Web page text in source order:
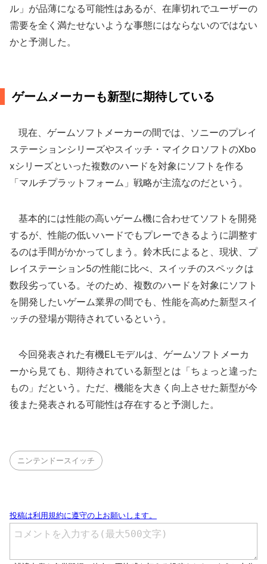
ル」が品薄になる可能性はあるが、在庫切れでユーザーの
需要を全く満たせないような事態にはならないのではない
かと予測した。
ゲームメーカーも新型に期待している
現在、ゲームソフトメーカーの間では、ソニーのプレイ
ステーションシリーズやスイッチ・マイクロソフトのXbo
xシリーズといった複数のハードを対象にソフトを作る
「マルチプラットフォーム」戦略が主流なのだという。
基本的には性能の高いゲーム機に合わせてソフトを開発
するが、性能の低いハードでもプレーできるように調整す
るのは手間がかかってしまう。鈴木氏によると、現状、プ
レイステーション5の性能に比べ、スイッチのスペックは
数段劣っている。そのため、複数のハードを対象にソフト
を開発したいゲーム業界の間でも、性能を高めた新型スイ
ッチの登場が期待されているという。
今回発表された有機ELモデルは、ゲームソフトメーカ
ーから見ても、期待されている新型とは「ちょっと違った
もの」だという。ただ、機能を大きく向上させた新型が今
後また発表される可能性は存在すると予測した。
ニンテンドースイッチ